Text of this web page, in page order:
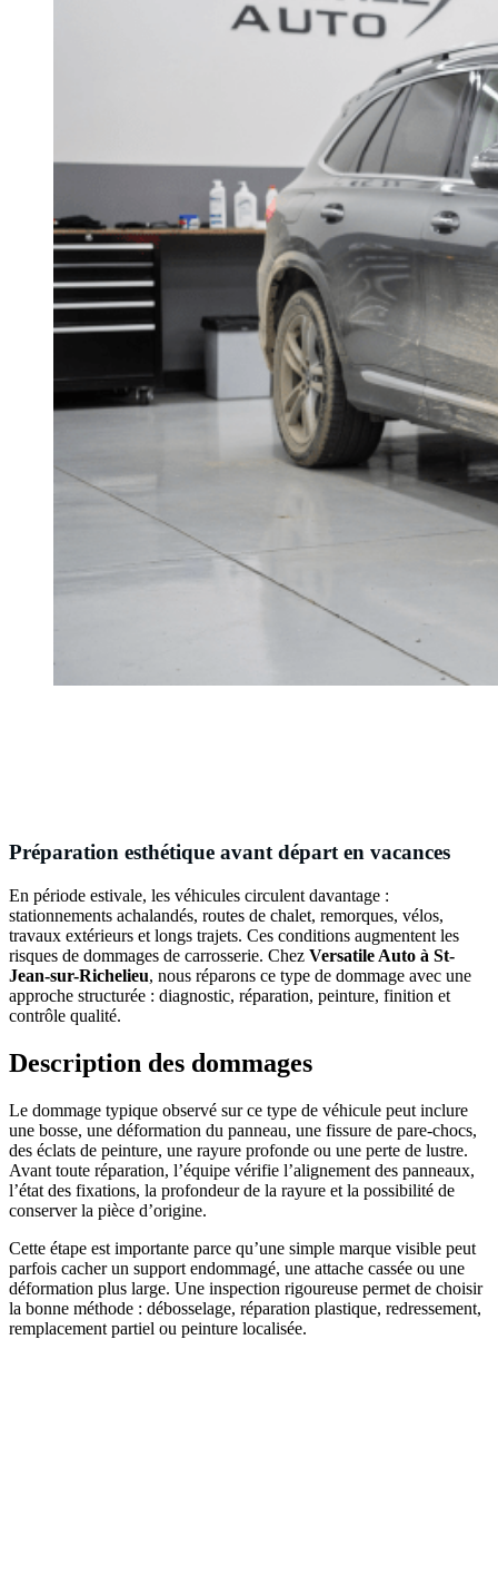
Préparation esthétique avant départ en vacances
En période estivale, les véhicules circulent davantage :
stationnements achalandés, routes de chalet, remorques, vélos,
travaux extérieurs et longs trajets. Ces conditions augmentent les
risques de dommages de carrosserie. Chez Versatile Auto à St-
Jean-sur-Richelieu, nous réparons ce type de dommage avec une
approche structurée : diagnostic, réparation, peinture, finition et
contrôle qualité.
Description des dommages
Le dommage typique observé sur ce type de véhicule peut inclure
une bosse, une déformation du panneau, une fissure de pare-chocs,
des éclats de peinture, une rayure profonde ou une perte de lustre.
Avant toute réparation, l’équipe vérifie l’alignement des panneaux,
l’état des fixations, la profondeur de la rayure et la possibilité de
conserver la pièce d’origine.
Cette étape est importante parce qu’une simple marque visible peut
parfois cacher un support endommagé, une attache cassée ou une
déformation plus large. Une inspection rigoureuse permet de choisir
la bonne méthode : débosselage, réparation plastique, redressement,
remplacement partiel ou peinture localisée.